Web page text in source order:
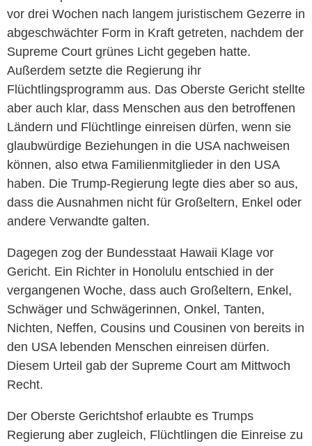
vor drei Wochen nach langem juristischem Gezerre in
abgeschwächter Form in Kraft getreten, nachdem der
Supreme Court grünes Licht gegeben hatte.
Außerdem setzte die Regierung ihr
Flüchtlingsprogramm aus. Das Oberste Gericht stellte
aber auch klar, dass Menschen aus den betroffenen
Ländern und Flüchtlinge einreisen dürfen, wenn sie
glaubwürdige Beziehungen in die USA nachweisen
können, also etwa Familienmitglieder in den USA
haben. Die Trump-Regierung legte dies aber so aus,
dass die Ausnahmen nicht für Großeltern, Enkel oder
andere Verwandte galten.
Dagegen zog der Bundesstaat Hawaii Klage vor
Gericht. Ein Richter in Honolulu entschied in der
vergangenen Woche, dass auch Großeltern, Enkel,
Schwäger und Schwägerinnen, Onkel, Tanten,
Nichten, Neffen, Cousins und Cousinen von bereits in
den USA lebenden Menschen einreisen dürfen.
Diesem Urteil gab der Supreme Court am Mittwoch
Recht.
Der Oberste Gerichtshof erlaubte es Trumps
Regierung aber zugleich, Flüchtlingen die Einreise zu